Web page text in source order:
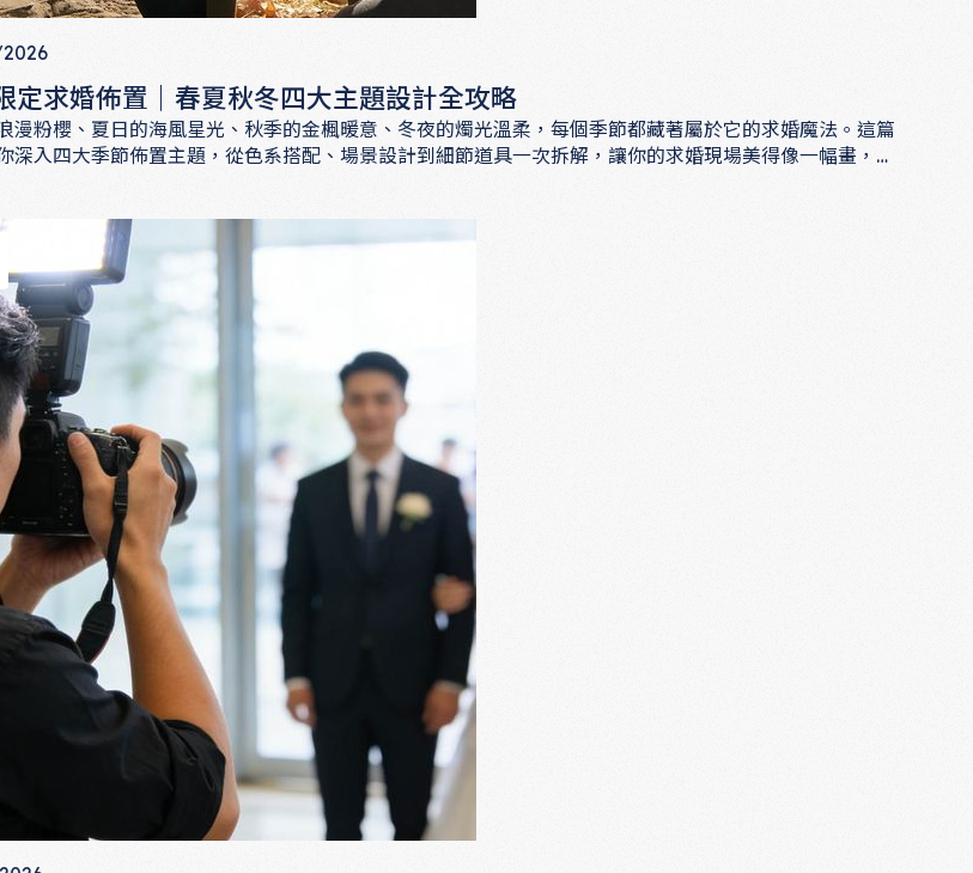
定求婚佈置｜春夏秋冬四大主題設計全攻略
漫粉櫻、夏日的海風星光、秋季的金楓暖意、冬夜的燭光溫柔，每個季節都藏著屬於它的求婚魔法。這篇
深入四大季節佈置主題，從色系搭配、場景設計到細節道具一次拆解，讓你的求婚現場美得像一幅畫，讓